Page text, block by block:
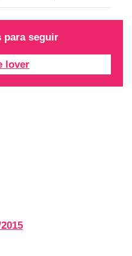
para seguir
lover